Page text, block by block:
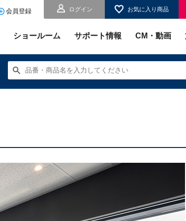
ログイン お気に入り商品
会員登録
ショールーム サポート情報 CM・動画